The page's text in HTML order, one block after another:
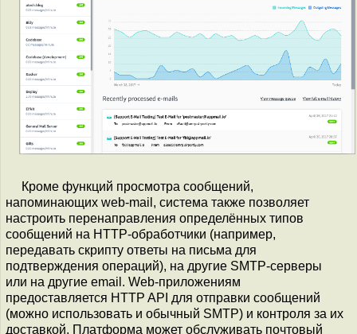
Кроме функций просмотра сообщений,
напоминающих web-mail, система также позволяет
настроить перенаправления определённых типов
сообщений на HTTP-обработчики (например,
передавать скрипту ответы на письма для
подтверждения операций), на другие SMTP-серверы
или на другие email. Web-приложениям
предоставляется HTTP API для отправки сообщений
(можно использовать и обычный SMTP) и контроля за их
доставкой. Платформа может обслуживать почтовый